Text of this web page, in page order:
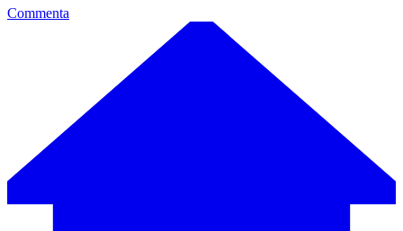
Commenta